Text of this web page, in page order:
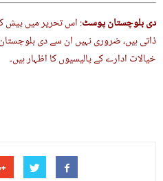
دی بلوچستان پوسٹ: اس تحریر میں پیش
ذاتی ہیں، ضروری نہیں ان سے دی
خیالات ادارے کے پالیسیوں کا اظہار ہیں۔